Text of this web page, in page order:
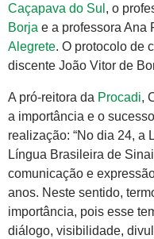
Caçapava do Sul , o
Borja e a professora Ana
Alegrete. O protocolo de
discente João Vitor de
A pró-reitora da Procadi,
a importância e o
realização: “No dia 24, a
Língua Brasileira de
comunicação e
anos. Neste sentido,
importância, pois esse
diálogo, visibilidade,